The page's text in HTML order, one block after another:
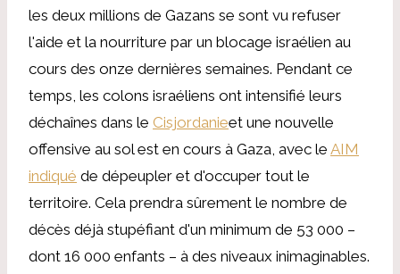
les deux millions de Gazans se sont vu refuser
l'aide et la nourriture par un blocage israélien au
cours des onze dernières semaines. Pendant ce
temps, les colons israéliens ont intensifié leurs
déchaînes dans le Cisjordanieet une nouvelle
offensive au sol est en cours à Gaza, avec le AIM
indiqué de dépeupler et d'occuper tout le
territoire. Cela prendra sûrement le nombre de
décès déjà stupéfiant d'un minimum de 53 000 –
dont 16 000 enfants – à des niveaux inimaginables.